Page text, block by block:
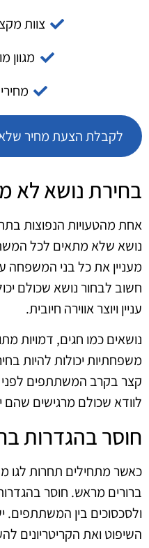
צוות
מגוון
לקבלת הצעת מחיר שלא
בחירת נושא לא
אחת מהטעויות הנפוצות
נושא שלא מתאים לכל
מעניין את כל בני המשפחה
חשוב לבחור נושא שכולם
עניין ויוצר אווירה חיובית.
נושאים כמו חגים, דמויות
משפחתיות יכולות להיות
קצר בקרב המשתתפים
לוודא שכולם מרגישים שהם
חוסר בהגדרות
כאשר מתחילים תחרות לגו
ברורים מראש. חוסר
ולסכסוכים בין המשתתפים.
השיפוט ואת הקריטריונים